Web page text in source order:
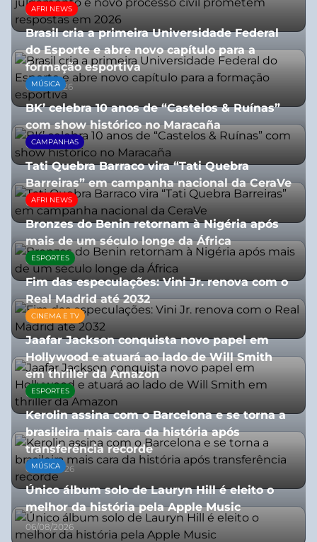
05/08/2026
AFRI NEWS
Brasil cria a primeira Universidade Federal
do Esporte e abre novo capítulo para a
formação esportiva
08/07/2026
MÚSICA
BK’ celebra 10 anos de “Castelos & Ruínas”
com show histórico no Maracaña
06/08/2026
CAMPANHAS
Tati Quebra Barraco vira “Tati Quebra
Barreiras” em campanha nacional da CeraVe
08/07/2026
AFRI NEWS
Bronzes do Benin retornam à Nigéria após
mais de um século longe da África
08/07/2026
ESPORTES
Fim das especulações: Vini Jr. renova com o
Real Madrid até 2032
06/08/2026
CINEMA E TV
Jaafar Jackson conquista novo papel em
Hollywood e atuará ao lado de Will Smith
em thriller da Amazon
06/08/2026
ESPORTES
Kerolin assina com o Barcelona e se torna a
brasileira mais cara da história após
transferência recorde
04/08/2026
MÚSICA
Único álbum solo de Lauryn Hill é eleito o
melhor da história pela Apple Music
06/08/2026